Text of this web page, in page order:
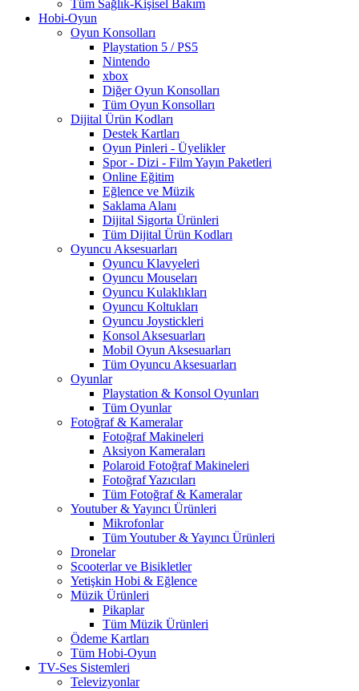
Tüm Sağlık-Kişisel Bakım
Hobi-Oyun
Oyun Konsolları
Playstation 5 / PS5
Nintendo
xbox
Diğer Oyun Konsolları
Tüm Oyun Konsolları
Dijital Ürün Kodları
Destek Kartları
Oyun Pinleri - Üyelikler
Spor - Dizi - Film Yayın Paketleri
Online Eğitim
Eğlence ve Müzik
Saklama Alanı
Dijital Sigorta Ürünleri
Tüm Dijital Ürün Kodları
Oyuncu Aksesuarları
Oyuncu Klavyeleri
Oyuncu Mouseları
Oyuncu Kulaklıkları
Oyuncu Koltukları
Oyuncu Joystickleri
Konsol Aksesuarları
Mobil Oyun Aksesuarları
Tüm Oyuncu Aksesuarları
Oyunlar
Playstation & Konsol Oyunları
Tüm Oyunlar
Fotoğraf & Kameralar
Fotoğraf Makineleri
Aksiyon Kameraları
Polaroid Fotoğraf Makineleri
Fotoğraf Yazıcıları
Tüm Fotoğraf & Kameralar
Youtuber & Yayıncı Ürünleri
Mikrofonlar
Tüm Youtuber & Yayıncı Ürünleri
Dronelar
Scooterlar ve Bisikletler
Yetişkin Hobi & Eğlence
Müzik Ürünleri
Pikaplar
Tüm Müzik Ürünleri
Ödeme Kartları
Tüm Hobi-Oyun
TV-Ses Sistemleri
Televizyonlar